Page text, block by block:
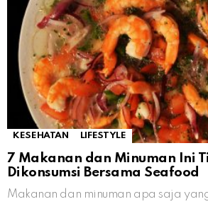
KESEHATAN LIFESTYLE
7 Makanan dan Minuman Ini
Dikonsumsi Bersama Seafood
Makanan dan minuman apa saja